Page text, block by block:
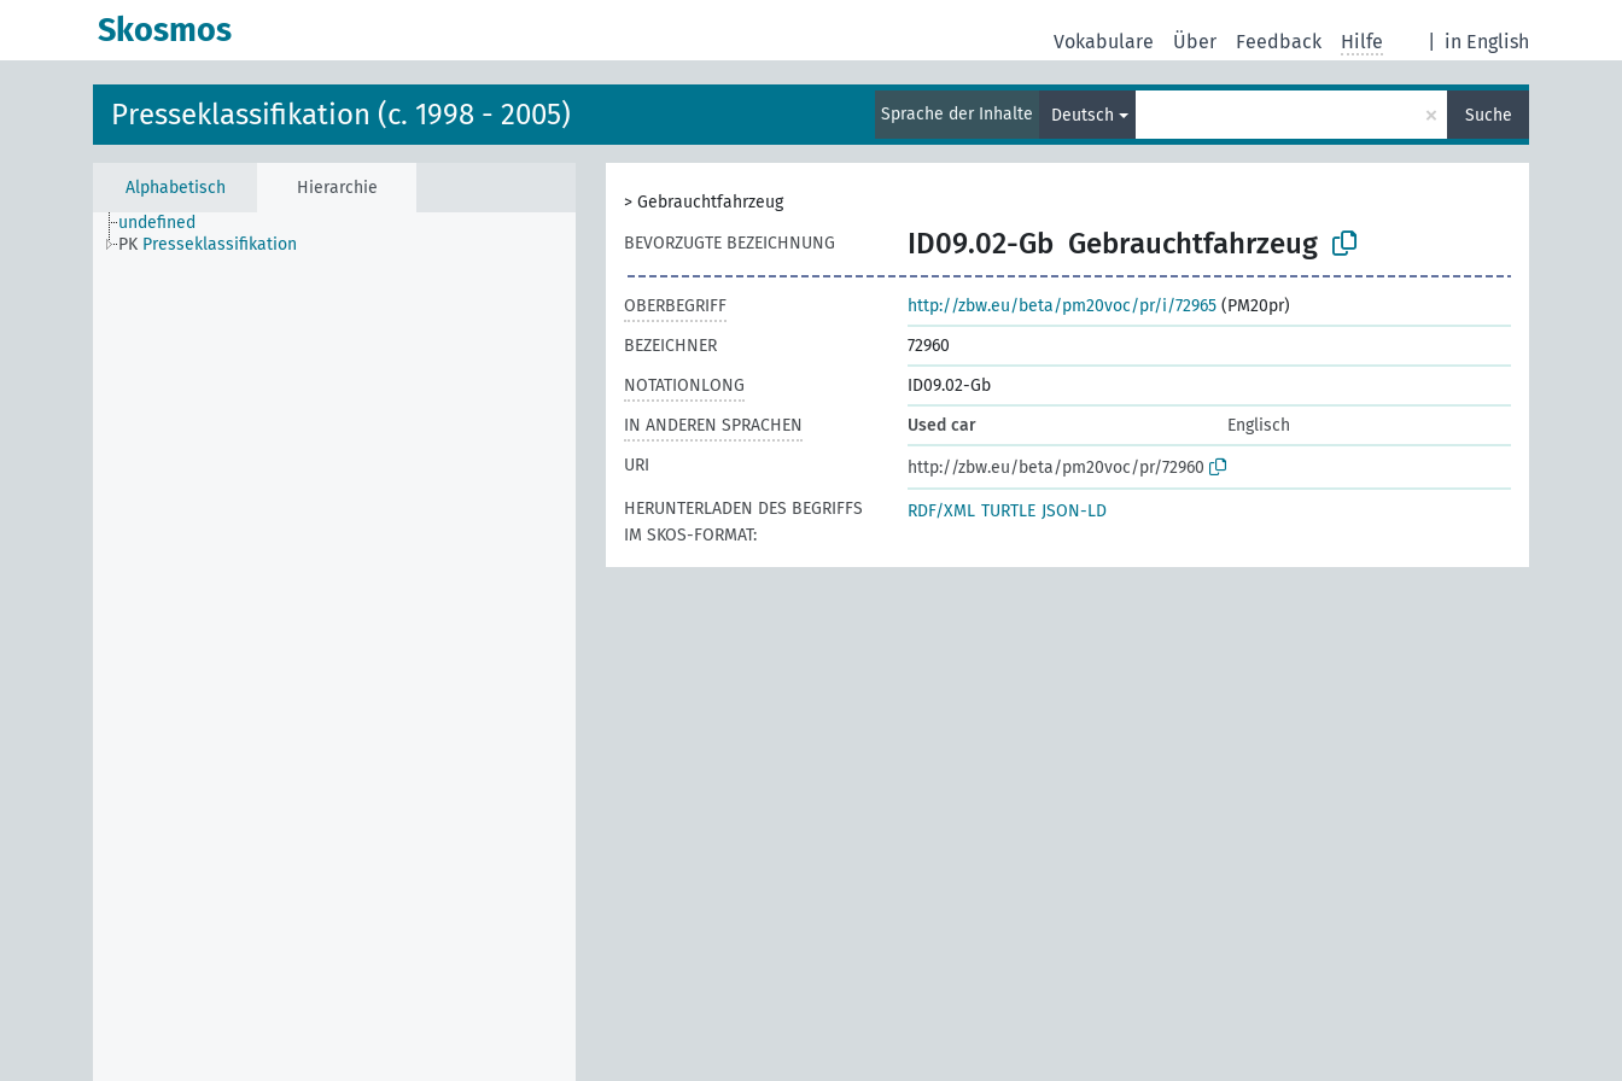
Skosmos in English
Vokabulare Über Feedback Hilfe
Presseklassifikation (c. 1998 - 2005) Sprache der Inhalte Deutsch × Suche
Alphabetisch
Hierarchie
undefined
PK Presseklassifikation
> Gebrauchtfahrzeug
BEVORZUGTE BEZEICHNUNG
ID09.02-Gb Gebrauchtfahrzeug
OBERBEGRIFF http://zbw.eu/beta/pm20voc/pr/i/72965 (PM20pr)
BEZEICHNER
72960
NOTATIONLONG
ID09.02-Gb
IN ANDEREN SPRACHEN
Used car
Englisch
URI
http://zbw.eu/beta/pm20voc/pr/72960
HERUNTERLADEN DES BEGRIFFS
IM SKOS-FORMAT:
RDF/XML TURTLE JSON-LD